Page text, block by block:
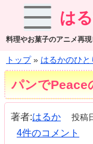
は
料理やお菓子のアニメ再
トップ» はるかのひと
パンでPeace
著者:はるか 投稿
4件のコメント